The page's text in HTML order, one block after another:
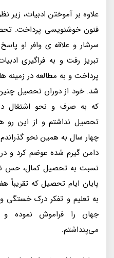
علاوه بر آموختن ادبیات، زیر
فنون خوشنویسی پرداخت.
سرشار و علاقه ی وافر او پاسخ
تبریز رفت و به فراگیری
پرداخت و به مطالعه در زمینه
شد. خود از دوران تحصیل
که به صرف و نحو اشتغال
تحصیل نداشتم و از این رو
چهار سال به همین نحو
دامن گیرم شده عوضم کرد و
نسبت به تحصیل کمال، حس
پایان ایام تحصیل که
به تعلیم و تفکر درک خستگی
جهان را فراموش نموده و
می‌پنداشتم.